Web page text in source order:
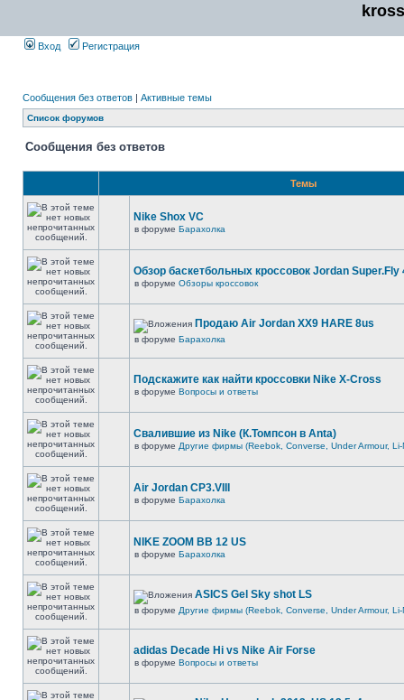
Вход Регистрация
Сообщения без ответов | Активные темы
Список форумов
Сообщения без ответов
Темы
Nike Shox VC
в форуме Барахолка
Обзор баскетбольных кроссовок Jordan Super.Fly
в форуме Обзоры кроссовок
Продаю Air Jordan XX9 HARE 8us
в форуме Барахолка
Подскажите как найти кроссовки Nike X-Cross
в форуме Вопросы и ответы
Свалившие из Nike (К.Томпсон в Anta)
в форуме Другие фирмы (Reebok, Converse, Under Armour, Li-
Air Jordan CP3.VIII
в форуме Барахолка
NIKE ZOOM BB 12 US
в форуме Барахолка
ASICS Gel Sky shot LS
в форуме Другие фирмы (Reebok, Converse, Under Armour, Li-
adidas Decade Hi vs Nike Air Forse
в форуме Вопросы и ответы